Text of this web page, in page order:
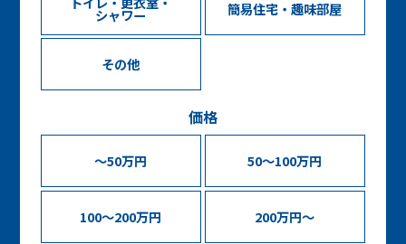
シャワー 簡易住宅・趣味部屋
その他
価格
～50万円 50～100万円
100～200万円 200万円～